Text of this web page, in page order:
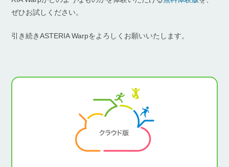
ぜひお試しください。
引き続きASTERIA Warpをよろしくお願いいたします。